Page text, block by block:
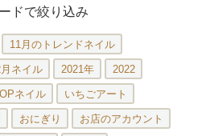
ドで絞り込み
11月のトレンドネイル
ネイル 2021年 2022
ネイル いちごアート
おにぎり お店のアカウント